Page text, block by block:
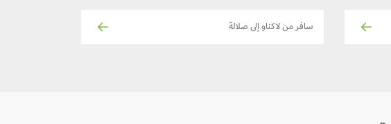
سافر من لاكناو إلى صلالة